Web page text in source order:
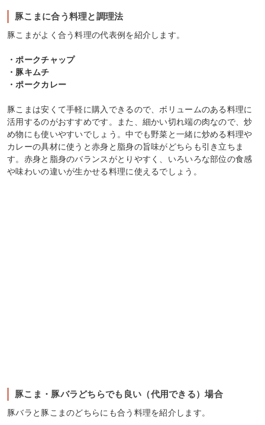
豚こまに合う料理と調理法
豚こまがよく合う料理の代表例を紹介します。
・ポークチャップ
・豚キムチ
・ポークカレー
豚こまは安くて手軽に購入できるので、ボリュームのある料理に
活用するのがおすすめです。また、細かい切れ端の肉なので、炒
め物にも使いやすいでしょう。中でも野菜と一緒に炒める料理や
カレーの具材に使うと赤身と脂身の旨味がどちらも引き立ちま
す。赤身と脂身のバランスがとりやすく、いろいろな部位の食感
や味わいの違いが生かせる料理に使えるでしょう。
豚こま・豚バラどちらでも良い（代用できる）場合
豚バラと豚こまのどちらにも合う料理を紹介します。